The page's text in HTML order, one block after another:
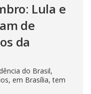
Lula e
de
da
do Brasil,
em Brasília, tem